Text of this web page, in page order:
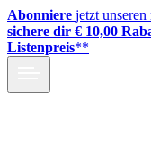
Abonniere jetzt
sichere dir € 10,00
Listenpreis**